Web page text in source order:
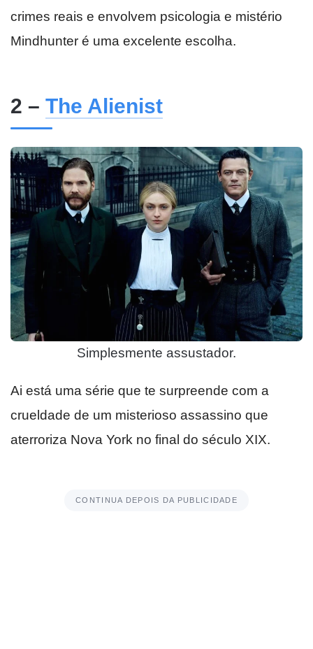
crimes reais e envolvem psicologia e mistério
Mindhunter é uma excelente escolha.
2 – The Alienist
Simplesmente assustador.
Ai está uma série que te surpreende com a
crueldade de um misterioso assassino que
aterroriza Nova York no final do século XIX.
CONTINUA DEPOIS DA PUBLICIDADE